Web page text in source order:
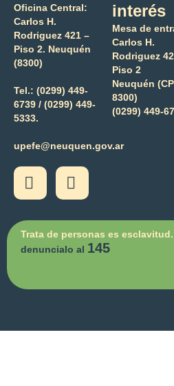
Oficina Central:
Carlos H.
Rodriguez 421 –
Piso 2. Neuquén
(8300)
Tel.: (0299) 449-
6739 / (0299) 449-
5333.
upefe@neuquen.gov.ar
interés
Mesa de
Carlos H.
Rodriguez
Piso 2
Neuquén
8300)
(0299) 449-
Trata de personas es
denuncialo al 145